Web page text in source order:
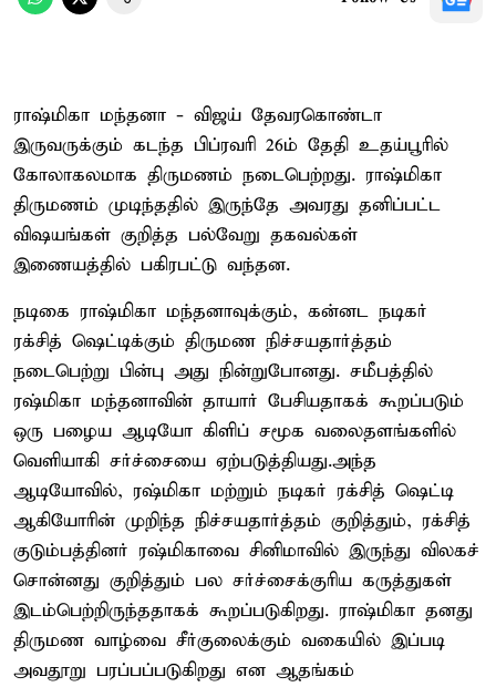
ராஷ்மிகா மந்தனா - விஜய் தேவரகொண்டா
இருவருக்கும் கடந்த பிப்ரவரி 26ம் தேதி உதய்பூரில்
கோலாகலமாக திருமணம் நடைபெற்றது. ராஷ்மிகா
திருமணம் முடிந்ததில் இருந்தே அவரது தனிப்பட்ட
விஷயங்கள் குறித்த பல்வேறு தகவல்கள்
இணையத்தில் பகிரபட்டு வந்தன.
நடிகை ராஷ்மிகா மந்தனாவுக்கும், கன்னட நடிகர்
ரக்சித் ஷெட்டிக்கும் திருமண நிச்சயதார்த்தம்
நடைபெற்று பின்பு அது நின்றுபோனது. சமீபத்தில்
ரஷ்மிகா மந்தனாவின் தாயார் பேசியதாகக் கூறப்படும்
ஒரு பழைய ஆடியோ கிளிப் சமூக வலைதளங்களில்
வெளியாகி சர்ச்சையை ஏற்படுத்தியது.அந்த
ஆடியோவில், ரஷ்மிகா மற்றும் நடிகர் ரக்சித் ஷெட்டி
ஆகியோரின் முறிந்த நிச்சயதார்த்தம் குறித்தும், ரக்சித்
குடும்பத்தினர் ரஷ்மிகாவை சினிமாவில் இருந்து விலகச்
சொன்னது குறித்தும் பல சர்ச்சைக்குரிய கருத்துகள்
இடம்பெற்றிருந்ததாகக் கூறப்படுகிறது. ராஷ்மிகா தனது
திருமண வாழ்வை சீர்குலைக்கும் வகையில் இப்படி
அவதூறு பரப்பப்படுகிறது என ஆதங்கம்